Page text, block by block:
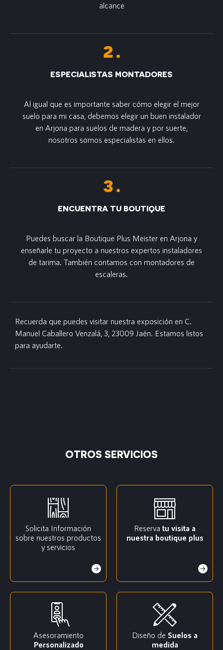
alcance
ESPECIALISTAS MONTADORES
Al igual que es importante saber cómo elegir el mejor
suelo para mi casa, debemos elegir un buen instalador
en Arjona para suelos de madera y por suerte,
nosotros somos especialistas en ellos.
ENCUENTRA TU BOUTIQUE
Puedes buscar la Boutique Plus Meister en Arjona y
enseñarle tu proyecto a nuestros expertos instaladores
de tarima. También contamos con montadores de
escaleras.
Recuerda que puedes visitar nuestra exposición en C.
Manuel Caballero Venzalá, 3, 23009 Jaén. Estamos listos
para ayudarte.
OTROS SERVICIOS
Solicita Información
sobre nuestros productos
y servicios
Reserva tu visita a
nuestra boutique plus
Asesoramiento
Personalizado
Diseño de Suelos a
medida